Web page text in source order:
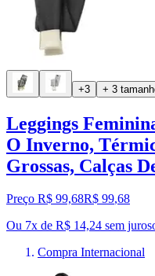
+3 + 3
Leggings
O Inverno,
Grossas, Calças
Preço R$ 99,68R$ 99,68
Ou 7x de R$ 14,24 sem juros
Compra Internacional